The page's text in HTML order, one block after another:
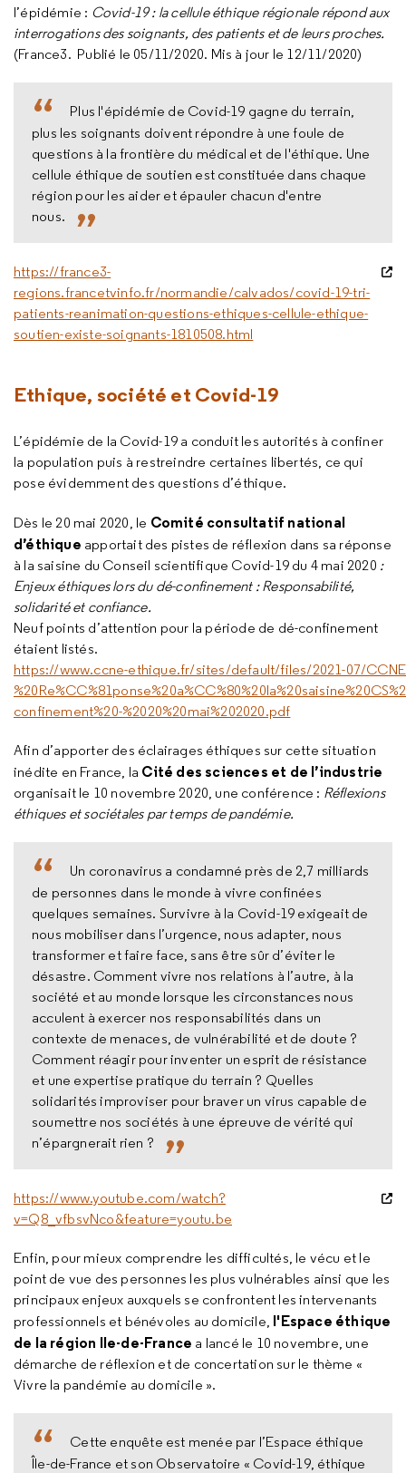
l’épidémie : Covid-19 : la cellule éthique régionale répond aux
interrogations des soignants, des patients et de leurs proches.
(France3. Publié le 05/11/2020. Mis à jour le 12/11/2020)
Plus l'épidémie de Covid-19 gagne du terrain,
plus les soignants doivent répondre à une foule de
questions à la frontière du médical et de l'éthique. Une
cellule éthique de soutien est constituée dans chaque
région pour les aider et épauler chacun d'entre
nous.
https://france3-
regions.francetvinfo.fr/normandie/calvados/covid-19-tri-
patients-reanimation-questions-ethiques-cellule-ethique-
soutien-existe-soignants-1810508.html
Ethique, société et Covid-19
L’épidémie de la Covid-19 a conduit les autorités à confiner
la population puis à restreindre certaines libertés, ce qui
pose évidemment des questions d’éthique.
Dès le 20 mai 2020, le Comité consultatif national
d’éthique apportait des pistes de réflexion dans sa réponse
à la saisine du Conseil scientifique Covid-19 du 4 mai 2020 :
Enjeux éthiques lors du dé-confinement : Responsabilité,
solidarité et confiance.
Neuf points d’attention pour la période de dé-confinement
étaient listés.
https://www.ccne-ethique.fr/sites/default/files/2021-07/
confinement%20-%2020%20mai%202020.pdf
Afin d’apporter des éclairages éthiques sur cette situation
inédite en France, la Cité des sciences et de l’industrie
organisait le 10 novembre 2020, une conférence : Réflexions
éthiques et sociétales par temps de pandémie.
Un coronavirus a condamné près de 2,7 milliards
de personnes dans le monde à vivre confinées
quelques semaines. Survivre à la Covid-19 exigeait de
nous mobiliser dans l’urgence, nous adapter, nous
transformer et faire face, sans être sûr d’éviter le
désastre. Comment vivre nos relations à l’autre, à la
société et au monde lorsque les circonstances nous
acculent à exercer nos responsabilités dans un
contexte de menaces, de vulnérabilité et de doute ?
Comment réagir pour inventer un esprit de résistance
et une expertise pratique du terrain ? Quelles
solidarités improviser pour braver un virus capable de
soumettre nos sociétés à une épreuve de vérité qui
n’épargnerait rien ?
https://www.youtube.com/watch?
v=Q8_vfbsvNco&feature=youtu.be
Enfin, pour mieux comprendre les difficultés, le vécu et le
point de vue des personnes les plus vulnérables ainsi que les
principaux enjeux auxquels se confrontent les intervenants
professionnels et bénévoles au domicile, l'Espace éthique
de la région Ile-de-France a lancé le 10 novembre, une
démarche de réflexion et de concertation sur le thème «
Vivre la pandémie au domicile ».
Cette enquête est menée par l’Espace éthique
Île-de-France et son Observatoire « Covid-19, éthique